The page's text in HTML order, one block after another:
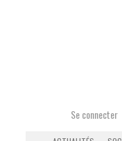
Se connecter